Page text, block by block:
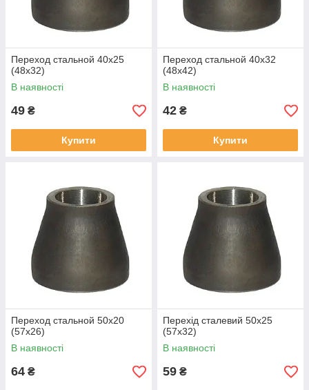
Переход стальной 40х25
(48х32)
В наявності
49 ₴
Купити
Переход стальной 40х32
(48х42)
В наявності
42 ₴
Купити
Переход стальной 50х20
(57х26)
В наявності
64 ₴
Перехід сталевий 50х25
(57х32)
В наявності
59 ₴